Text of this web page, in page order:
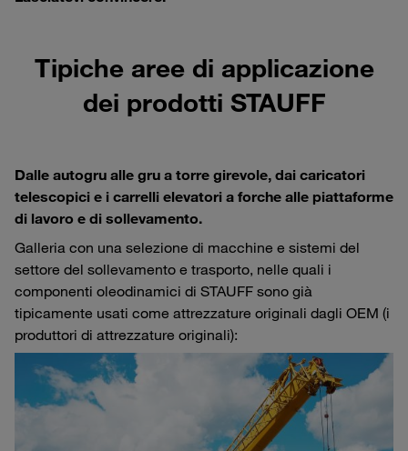
Tipiche aree di applicazione
dei prodotti STAUFF
Dalle autogru alle gru a torre girevole, dai caricatori
telescopici e i carrelli elevatori a forche alle piattaforme
di lavoro e di sollevamento.
Galleria con una selezione di macchine e sistemi del
settore del sollevamento e trasporto, nelle quali i
componenti oleodinamici di STAUFF sono già
tipicamente usati come attrezzature originali dagli OEM (i
produttori di attrezzature originali):